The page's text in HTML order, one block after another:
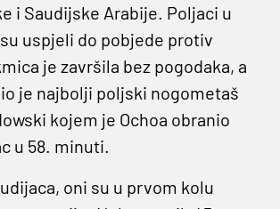
i Saudijske Arabije. Poljaci u
uspjeli do pobjede protiv
je završila bez pogodaka, a
je najbolji poljski nogometaš
kojem je Ochoa obranio
u 58. minuti.
oni su u prvom kolu